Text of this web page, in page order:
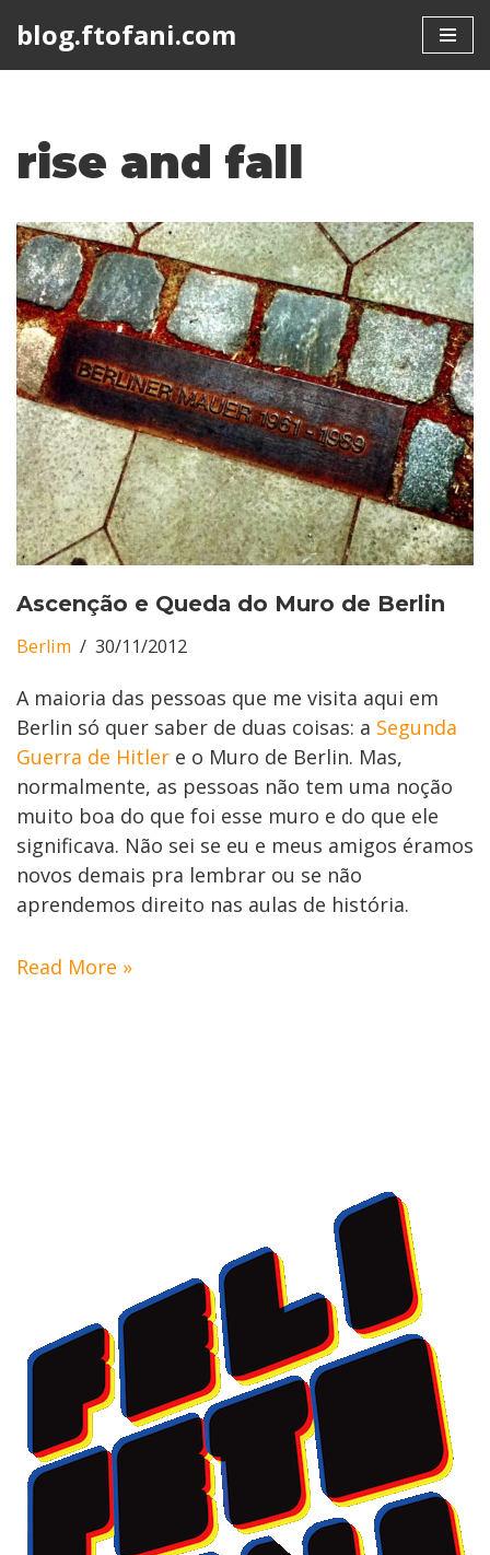
blog.ftofani.com
rise and fall
Ascenção e Queda do Muro de Berlin
Berlim 30/11/2012
A maioria das pessoas que me visita aqui em
Berlin só quer saber de duas coisas: a Segunda
Guerra de Hitler e o Muro de Berlin. Mas,
normalmente, as pessoas não tem uma noção
muito boa do que foi esse muro e do que ele
significava. Não sei se eu e meus amigos éramos
novos demais pra lembrar ou se não
aprendemos direito nas aulas de história.
Read More »